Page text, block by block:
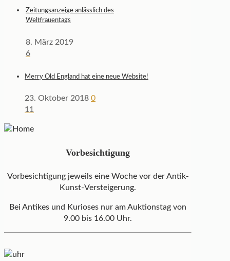
Zeitungsanzeige anlässlich des
Weltfrauentags
8. März 2019
6
Merry Old England hat eine neue Website!
23. Oktober 2018 0
11
Vorbesichtigung
Vorbesichtigung jeweils eine Woche vor der Antik-
Kunst-Versteigerung.
Bei Antikes und Kurioses nur am Auktionstag von
9.00 bis 16.00 Uhr.